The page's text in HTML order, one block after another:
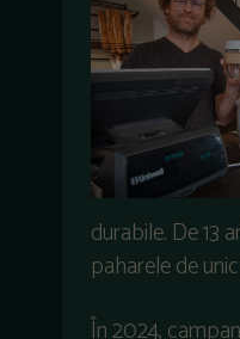
durabile. De 13
paharele de